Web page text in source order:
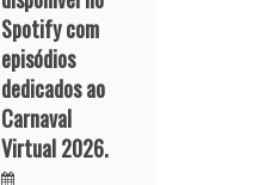
Spotify com
episódios
dedicados ao
Carnaval
Virtual 2026.